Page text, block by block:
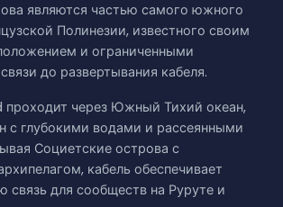
являются частью самого южного
Полинезии, известного своим
и ограниченными
до развертывания кабеля.
проходит через Южный Тихий океан,
с глубокими водами и рассеянными
Социетские острова с
кабель обеспечивает
связь для сообществ на Руруте и